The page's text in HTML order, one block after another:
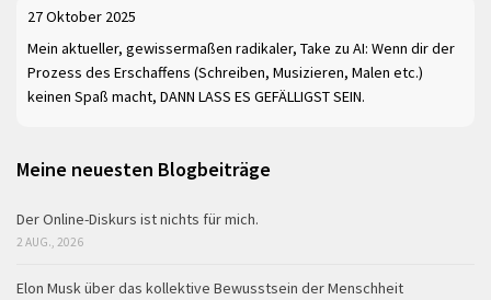
27 Oktober 2025
Mein aktueller, gewissermaßen radikaler, Take zu AI: Wenn dir der
Prozess des Erschaffens (Schreiben, Musizieren, Malen etc.)
keinen Spaß macht, DANN LASS ES GEFÄLLIGST SEIN.
Meine neuesten Blogbeiträge
Der Online-Diskurs ist nichts für mich.
2 AUG., 2026
Elon Musk über das kollektive Bewusstsein der Menschheit